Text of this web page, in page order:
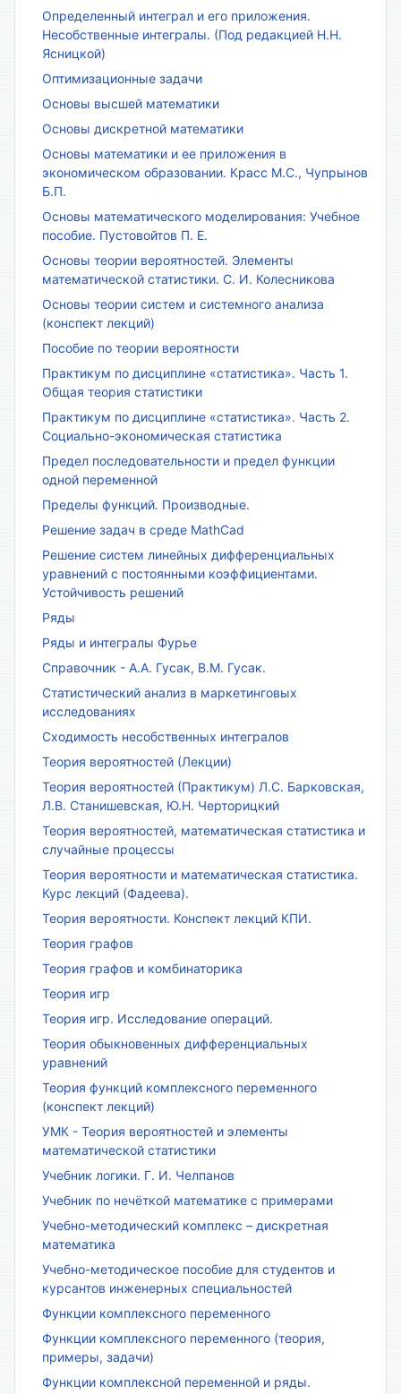
Определенный интеграл и его приложения.
Несобственные интегралы. (Под редакцией Н.Н.
Ясницкой)
Оптимизационные задачи
Основы высшей математики
Основы дискретной математики
Основы математики и ее приложения в
экономическом образовании. Красс М.С., Чупрынов
Б.П.
Основы математического моделирования: Учебное
пособие. Пустовойтов П. Е.
Основы теории вероятностей. Элементы
математической статистики. С. И. Колесникова
Основы теории систем и системного анализа
(конспект лекций)
Пособие по теории вероятности
Практикум по дисциплине «статистика». Часть 1.
Общая теория статистики
Практикум по дисциплине «статистика». Часть 2.
Социально-экономическая статистика
Предел последовательности и предел функции
одной переменной
Пределы функций. Производные.
Решение задач в среде MathCad
Решение систем линейных дифференциальных
уравнений с постоянными коэффициентами.
Устойчивость решений
Ряды
Ряды и интегралы Фурье
Справочник - А.А. Гусак, В.М. Гусак.
Статистический анализ в маркетинговых
исследованиях
Сходимость несобственных интегралов
Теория вероятностей (Лекции)
Теория вероятностей (Практикум) Л.С. Барковская,
Л.В. Станишевская, Ю.Н. Черторицкий
Теория вероятностей, математическая статистика и
случайные процессы
Теория вероятности и математическая статистика.
Курс лекций (Фадеева).
Теория вероятности. Конспект лекций КПИ.
Теория графов
Теория графов и комбинаторика
Теория игр
Теория игр. Исследование операций.
Теория обыкновенных дифференциальных
уравнений
Теория функций комплексного переменного
(конспект лекций)
УМК - Теория вероятностей и элементы
математической статистики
Учебник логики. Г. И. Челпанов
Учебник по нечёткой математике с примерами
Учебно-методический комплекс – дискретная
математика
Учебно-методическое пособие для студентов и
курсантов инженерных специальностей
Функции комплексного переменного
Функции комплексного переменного (теория,
примеры, задачи)
Функции комплексной переменной и ряды.